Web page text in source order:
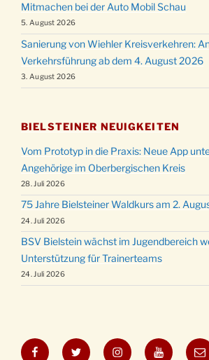
Mitmachen bei der Auto Mobil Schau
5. August 2026
Sanierung von Wiehler Kreisverkehren:
Verkehrsführung ab dem 4. August 2026
3. August 2026
BIELSTEINER NEUIGKEITEN
Vom Prototyp in die Praxis: Neue App
Angehörige im Oberbergischen Kreis
28. Juli 2026
75 Jahre Bielsteiner Waldkurs am 2.
24. Juli 2026
BSV Bielstein wächst im Jugendbereich
Unterstützung für Trainerteams
24. Juli 2026
FacebookTwitter InstagramYouTubeE-